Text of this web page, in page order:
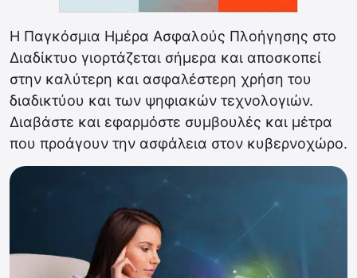
Η Παγκόσμια Ημέρα Ασφαλούς Πλοήγησης στο
Διαδίκτυο γιορτάζεται σήμερα και αποσκοπεί
στην καλύτερη και ασφαλέστερη χρήση του
διαδικτύου και των ψηφιακών τεχνολογιών.
Διαβάστε και εφαρμόστε συμβουλές και μέτρα
που προάγουν την ασφάλεια στον κυβερνοχώρο.